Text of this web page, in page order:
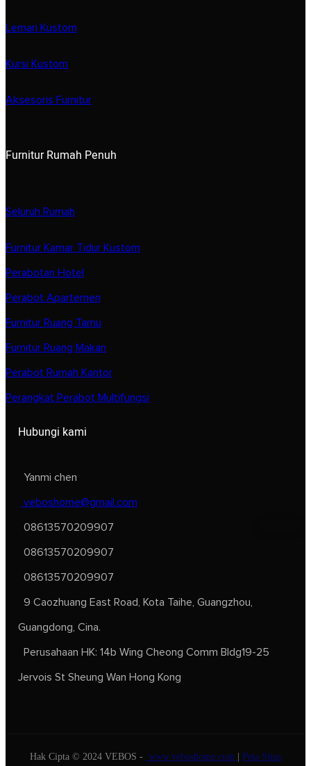
Lemari Kustom
Kursi Kustom
Aksesoris Furnitur
Furnitur Rumah Penuh
Seluruh Rumah
Furnitur Kamar Tidur Kustom
Perabotan Hotel
Perabot Apartemen
Furnitur Ruang Tamu
Furnitur Ruang Makan
Perabot Rumah Kantor
Perangkat Perabot Multifungsi
Hubungi kami
Yanmi chen
veboshome@gmail.com
08613570209907
08613570209907
08613570209907
9 Caozhuang East Road, Kota Taihe, Guangzhou,
Guangdong, Cina.
Perusahaan HK: 14b Wing Cheong Comm Bldg19-25
Jervois St Sheung Wan Hong Kong
Hak Cipta © 2024 VEBOS - www.veboshome.com Peta Situs